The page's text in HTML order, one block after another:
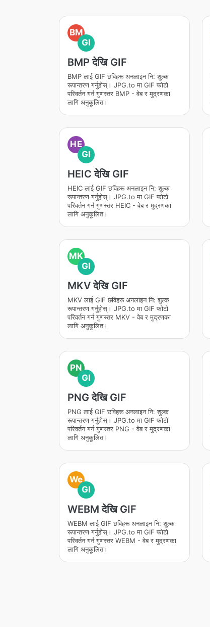
BM
GI
BMP देखि GIF
BMP लाई GIF छविहरू अनलाइन नि: शुल्क
रूपान्तरण गर्नुहोस्। JPG.to मा GIF फोटो
परिवर्तन गर्न गुणस्तर BMP - वेब र मुद्रणका
लागि अनुकूलित।
HE
GI
HEIC देखि GIF
HEIC लाई GIF छविहरू अनलाइन नि: शुल्क
रूपान्तरण गर्नुहोस्। JPG.to मा GIF फोटो
परिवर्तन गर्न गुणस्तर HEIC - वेब र मुद्रणका
लागि अनुकूलित।
MK
GI
MKV देखि GIF
MKV लाई GIF छविहरू अनलाइन नि: शुल्क
रूपान्तरण गर्नुहोस्। JPG.to मा GIF फोटो
परिवर्तन गर्न गुणस्तर MKV - वेब र मुद्रणका
लागि अनुकूलित।
PN
GI
PNG देखि GIF
PNG लाई GIF छविहरू अनलाइन नि: शुल्क
रूपान्तरण गर्नुहोस्। JPG.to मा GIF फोटो
परिवर्तन गर्न गुणस्तर PNG - वेब र मुद्रणका
लागि अनुकूलित।
We
GI
WEBM देखि GIF
WEBM लाई GIF छविहरू अनलाइन नि: शुल्क
रूपान्तरण गर्नुहोस्। JPG.to मा GIF फोटो
परिवर्तन गर्न गुणस्तर WEBM - वेब र मुद्रणका
लागि अनुकूलित।